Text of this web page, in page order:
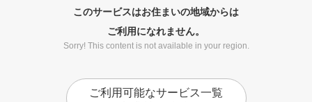
このサービスはお住まいの地域からは
ご利用になれません。
Sorry! This content is not available in your region.
ご利用可能なサービス一覧